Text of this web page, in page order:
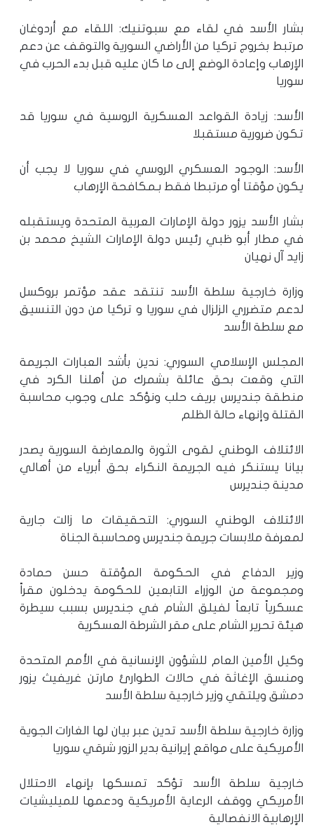
بشار الأسد في لقاء مع سبوتنيك: اللقاء مع أردوغان
مرتبط بخروج تركيا من الأراضي السورية والتوقف عن دعم
الإرهاب وإعادة الوضع إلى ما كان عليه قبل بدء الحرب في
سوريا
الأسد: زيادة القواعد العسكرية الروسية في سوريا قد
تكون ضرورية مستقبلا
الأسد: الوجود العسكري الروسي في سوريا لا يجب أن
يكون مؤقتا أو مرتبطا فقط بـمكافحة الإرهاب
بشار الأسد يزور دولة الإمارات العربية المتحدة ويستقبله
في مطار أبو ظبي رئيس دولة الإمارات الشيخ محمد بن
زايد آل نهيان
وزارة خارجية سلطة الأسد تنتقد عقد مؤتمر بروكسل
لدعم متضرري الزلزال في سوريا و تركيا من دون التنسيق
مع سلطة الأسد
المجلس الإسلامي السوري: ندين بأشد العبارات الجريمة
التي وقعت بحق عائلة بشمرك من أهلنا الكرد في
منطقة جنديرس بريف حلب ونؤكد على وجوب محاسبة
القتلة وإنهاء حالة الظلم
الائتلاف الوطني لقوى الثورة والمعارضة السورية يصدر
بيانا يستنكر فيه الجريمة النكراء بحق أبرياء من أهالي
مدينة جنديرس
الائتلاف الوطني السوري: التحقيقات ما زالت جارية
لمعرفة ملابسات جريمة جنديرس ومحاسبة الجناة
وزير الدفاع في الحكومة المؤقتة حسن حمادة
ومجموعة من الوزراء التابعين للحكومة يدخلون مقراً
عسكرياً تابعاً لفيلق الشام في جنديرس بسبب سيطرة
هيئة تحرير الشام على مقر الشرطة العسكرية
وكيل الأمين العام للشؤون الإنسانية في الأمم المتحدة
ومنسق الإغاثة في حالات الطوارئ مارتن غريفيث يزور
دمشق ويلتقي وزير خارجية سلطة الأسد
وزارة خارجية سلطة الأسد تدين عبر بيان لها الغارات الجوية
الأمريكية على مواقع إيرانية بدير الزور شرقي سوريا
خارجية سلطة الأسد تؤكد تمسكها بإنهاء الاحتلال
الأمريكي ووقف الرعاية الأمريكية ودعمها للميليشيات
الإرهابية الانفصالية